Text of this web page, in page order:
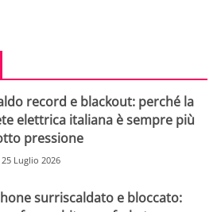
record e blackout: perché la
elettrica italiana è sempre più
pressione
25 Luglio 2026
surriscaldato e bloccato: